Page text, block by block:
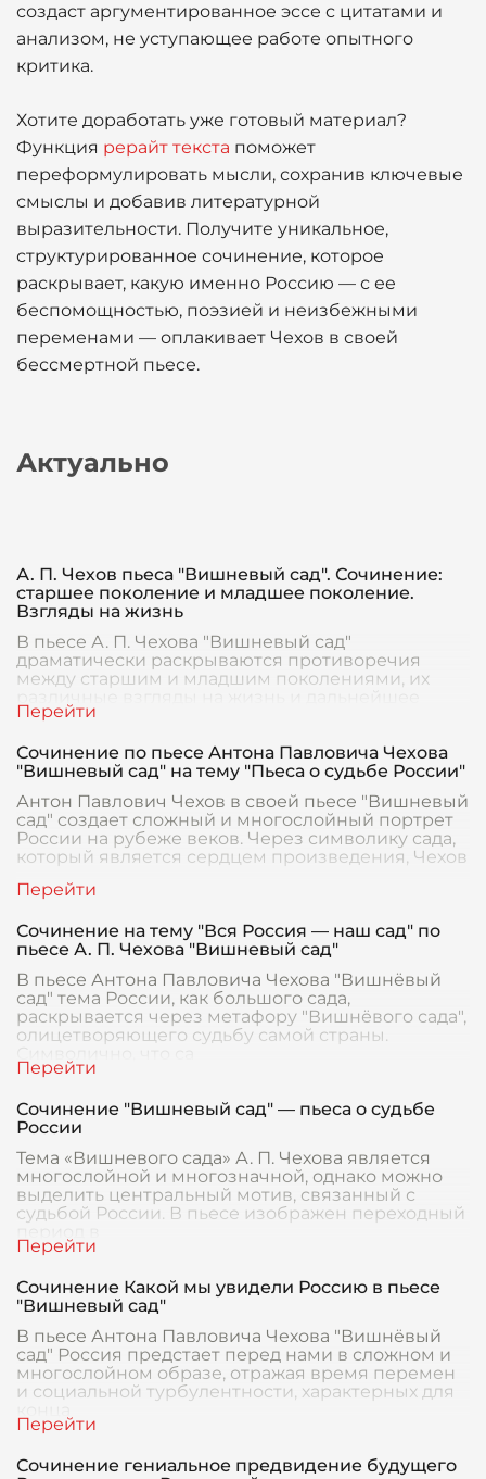
создаст аргументированное эссе с цитатами и
анализом, не уступающее работе опытного
критика.
Хотите доработать уже готовый материал?
Функция рерайт текста поможет
переформулировать мысли, сохранив ключевые
смыслы и добавив литературной
выразительности. Получите уникальное,
структурированное сочинение, которое
раскрывает, какую именно Россию — с ее
беспомощностью, поэзией и неизбежными
переменами — оплакивает Чехов в своей
бессмертной пьесе.
Актуально
А. П. Чехов пьеса "Вишневый сад". Сочинение:
старшее поколение и младшее поколение.
Взгляды на жизнь
В пьесе А. П. Чехова "Вишневый сад"
драматически раскрываются противоречия
между старшим и младшим поколениями, их
развитие усадьбы и судьбы
Сочинение по пьесе Антона Павловича Чехова
"Вишневый сад" на тему "Пьеса о судьбе России"
Антон Павлович Чехов в своей пьесе "Вишневый
сад" создает сложный и многослойный портрет
России на рубеже веков. Через символику сада,
который является сердцем произведения, Чехов
Сочинение на тему "Вся Россия — наш сад" по
пьесе А. П. Чехова "Вишневый сад"
В пьесе Антона Павловича Чехова "Вишнёвый
сад" тема России, как большого сада,
раскрывается через метафору "Вишнёвого сада",
олицетворяющего судьбу самой страны.
Символично, что са
Сочинение "Вишневый сад" — пьеса о судьбе
России
Тема «Вишневого сада» А. П. Чехова является
многослойной и многозначной, однако можно
выделить центральный мотив, связанный с
судьбой России. В пьесе изображен переходный
Сочинение Какой мы увидели Россию в пьесе
"Вишневый сад"
В пьесе Антона Павловича Чехова "Вишнёвый
сад" Россия предстает перед нами в сложном и
многослойном образе, отражая время перемен
и социальной турбулентности, характерных для
Сочинение гениальное предвидение будущего